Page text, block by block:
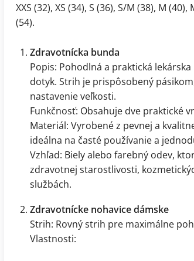
XXS (32), XS (34), S (36), S/M (38), M (40),
(54).
Zdravotnícka bunda
Popis: Pohodlná a praktická
dotyk. Strih je prispôsobený
nastavenie veľkosti.
Funkčnosť: Obsahuje dve praktické
Materiál: Vyrobené z pevnej a
ideálna na časté používanie a
Vzhľad: Biely alebo farebný odev,
zdravotnej starostlivosti,
službách.
Zdravotnícke nohavice dámske
Strih: Rovný strih pre maximálne
Vlastnosti: